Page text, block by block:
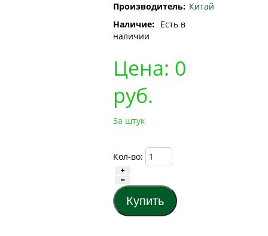
Производитель: Китай
Наличие: Есть в
наличии
Цена: 0
руб.
За штук
Кол-во: